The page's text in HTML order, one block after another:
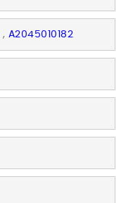
, A2045010182